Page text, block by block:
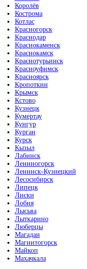
Королёв
Кострома
Котлас
Красногорск
Краснодар
Краснокаменск
Краснокамск
Краснотурьинск
Красноуфимск
Красноярск
Кропоткин
Крымск
Кстово
Кузнецк
Кумертау
Кунгур
Курган
Курск
Кызыл
Лабинск
Лениногорск
Ленинск-Кузнецкий
Лесосибирск
Липецк
Лиски
Лобня
Лысьва
Лыткарино
Люберцы
Магадан
Магнитогорск
Майкоп
Махачкала